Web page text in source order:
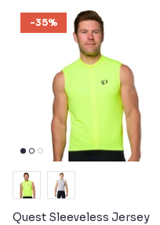
-35%
Quest Sleeveless Jersey